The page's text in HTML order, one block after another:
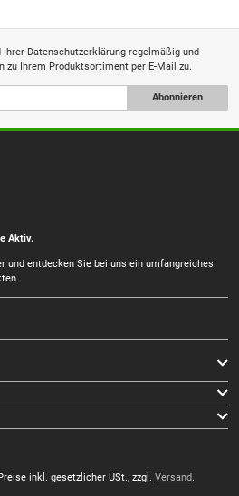
Ihrer Datenschutzerklärung regelmäßig und
Ihrem Produktsortiment per E-Mail zu.
Abonnieren
Aktiv.
und entdecken Sie bei uns ein umfangreiches
inkl. gesetzlicher USt., zzgl. Versand.